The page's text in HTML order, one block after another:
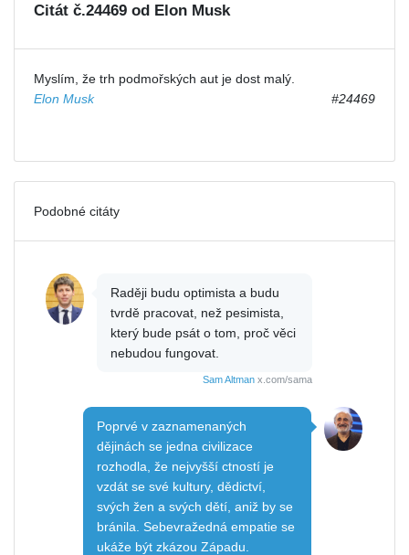
Citát č.24469 od Elon Musk
Myslím, že trh podmořských aut je dost malý.
Elon Musk
#24469
Podobné citáty
Raději budu optimista a budu
tvrdě pracovat, než pesimista,
který bude psát o tom, proč věci
nebudou fungovat.
Sam Altman x.com/sama
Poprvé v zaznamenaných
dějinách se jedna civilizace
rozhodla, že nejvyšší ctností je
vzdát se své kultury, dědictví,
svých žen a svých dětí, aniž by se
bránila. Sebevražedná empatie se
ukáže být zkázou Západu.